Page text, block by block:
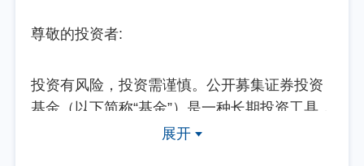
尊敬的投资者:
投资有风险，投资需谨慎。公开募集证券投资
基金（以下简称“基金”）是一种长期投资工具，
其主要功能是分散投资，降低投资单一证券所
展开